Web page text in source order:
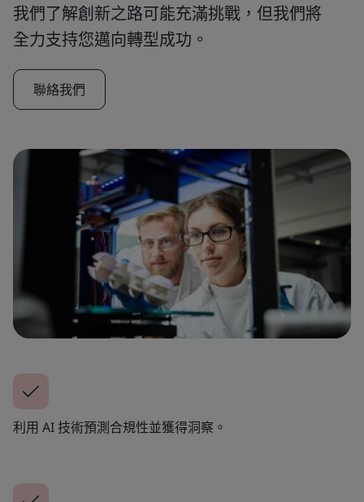
我們了解創新之路可能充滿挑戰，但我們將
全力支持您邁向轉型成功。
聯絡我們
利用 AI 技術預測合規性並獲得洞察。